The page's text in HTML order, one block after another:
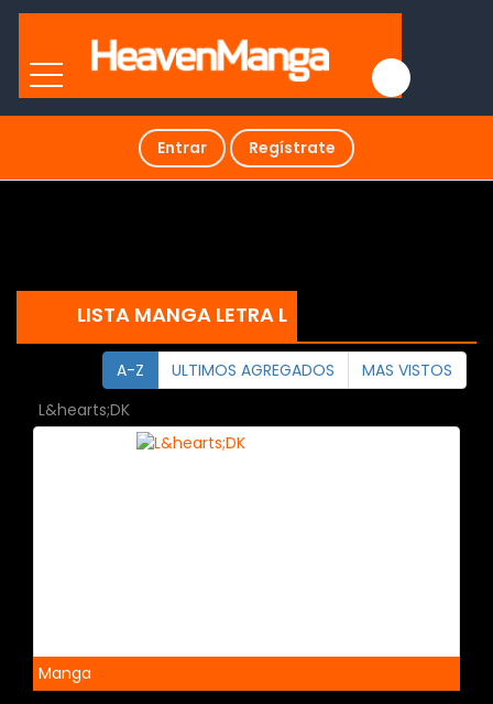
Entrar Regístrate
LISTA MANGA LETRA L
A-Z ULTIMOS AGREGADOS
MAS VISTOS
L&hearts;DK
Manga